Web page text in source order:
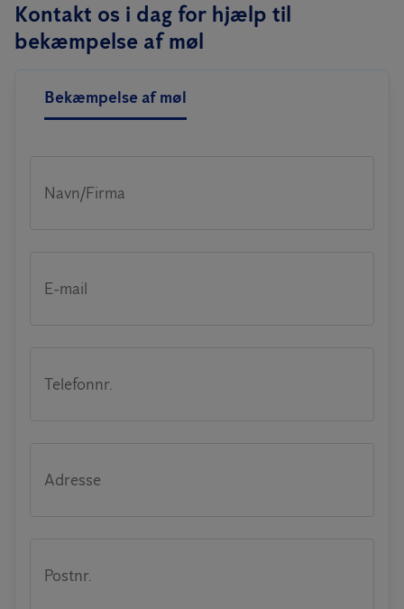
Kontakt os i dag for hjælp til
bekæmpelse af møl
Bekæmpelse af møl
Navn/Firma
E-mail
Telefonnr.
Adresse
Postnr.